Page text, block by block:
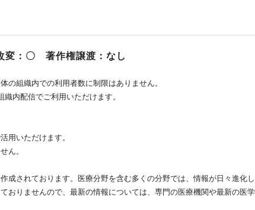
：〇 著作権譲渡：なし
の組織内での利用者数に制限はありません。
内配信でご利用いただけます。
用いただけます。
ん。
成されております。医療分野を含む多くの分野では、情報が日々進化
おりませんので、最新の情報については、専門の医療機関や最新の医